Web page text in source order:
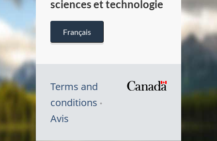
sciences et technologie
Français
Terms and
conditions
Avis
Symbole